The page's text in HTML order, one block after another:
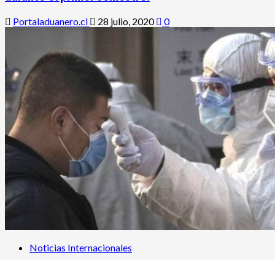
Portaladuanero.cl 28 julio, 2020 0
Noticias Internacionales